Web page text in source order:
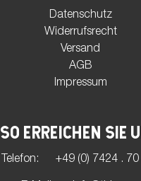
Datenschutz
Widerrufsrecht
Versand
AGB
Impressum
SO ERREICHEN SIE
Telefon: +49 (0) 7424 .